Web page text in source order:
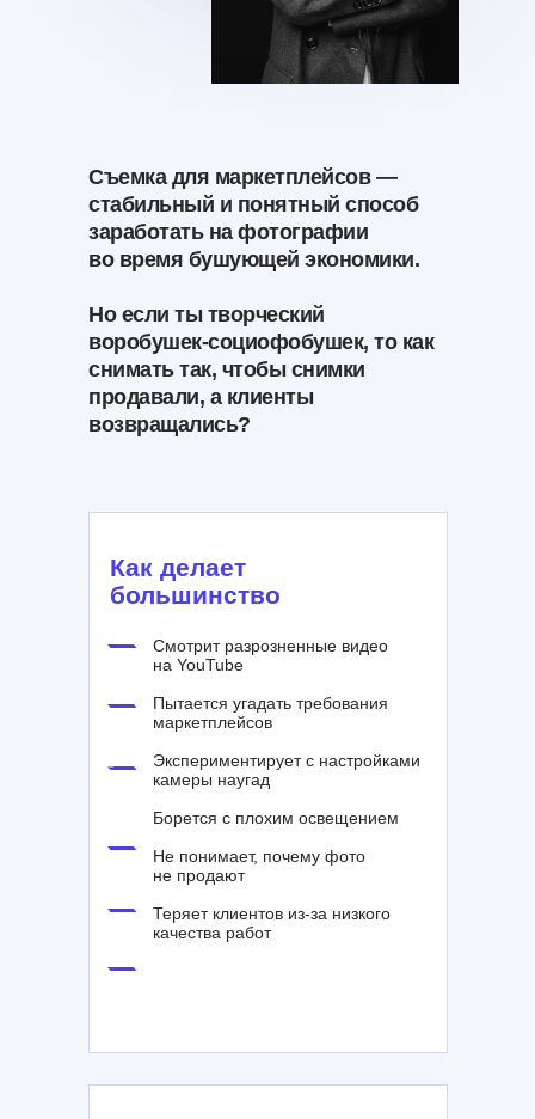
Съемка для маркетплейсов —
стабильный и понятный способ
заработать на фотографии
во время бушующей экономики.
Но если ты творческий
воробушек-социофобушек, то как
снимать так, чтобы снимки
продавали, а клиенты
возвращались?
Как делает
большинство
Смотрит разрозненные видео
на YouTube
Пытается угадать требования
маркетплейсов
Экспериментирует с настройками
камеры наугад
Борется с плохим освещением
Не понимает, почему фото
не продают
Теряет клиентов из-за низкого
качества работ